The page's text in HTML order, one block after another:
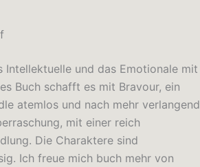
und das Emotionale mit
Buch schafft es mit Bravour, ein
atemlos und nach mehr verlangend
mit einer reich
Die Charaktere sind
Ich freue mich buch mehr von